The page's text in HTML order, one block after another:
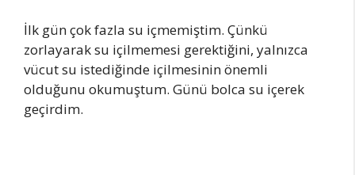
İlk gün çok fazla su içmemiştim. Çünkü
zorlayarak su içilmemesi gerektiğini, yalnızca
vücut su istediğinde içilmesinin önemli
olduğunu okumuştum. Günü bolca su içerek
geçirdim.